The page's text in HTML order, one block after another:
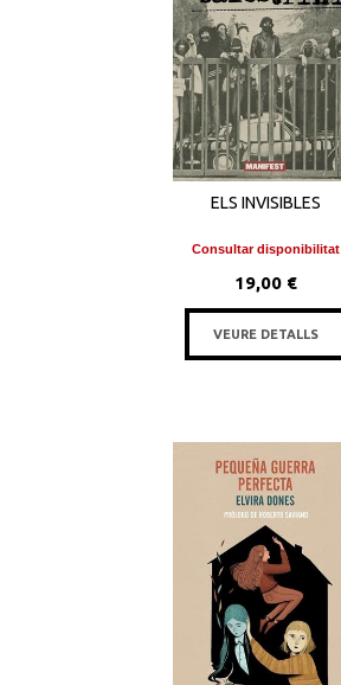
ELS INVISIBLES
Consultar disponibilitat
19,00 €
VEURE DETALLS